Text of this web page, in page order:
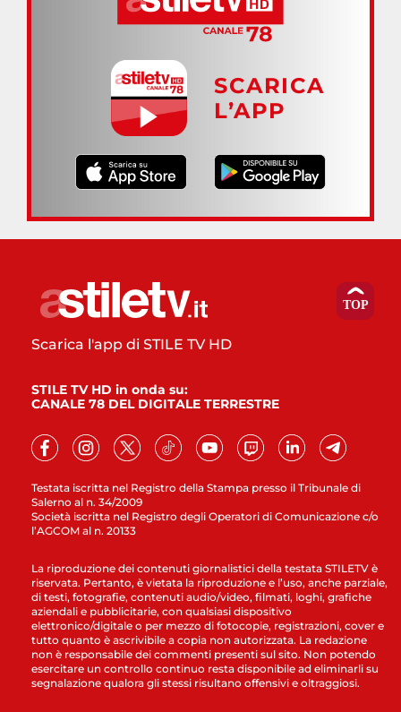
SCARICA
L’APP
Testata iscritta nel Registro della Stampa presso il Tribunale di
Salerno al n. 34/2009
Società iscritta nel Registro degli Operatori di Comunicazione c/o
l’AGCOM al n. 20133
Scarica l'app di STILE TV HD
STILE TV HD in onda su:
CANALE 78 DEL DIGITALE TERRESTRE
La riproduzione dei contenuti giornalistici della testata STILETV è
riservata. Pertanto, è vietata la riproduzione e l’uso, anche parziale,
di testi, fotografie, contenuti audio/video, filmati, loghi, grafiche
aziendali e pubblicitarie, con qualsiasi dispositivo
elettronico/digitale o per mezzo di fotocopie, registrazioni, cover e
tutto quanto è ascrivibile a copia non autorizzata. La redazione
non è responsabile dei commenti presenti sul sito. Non potendo
esercitare un controllo continuo resta disponibile ad eliminarli su
segnalazione qualora gli stessi risultano offensivi e oltraggiosi.